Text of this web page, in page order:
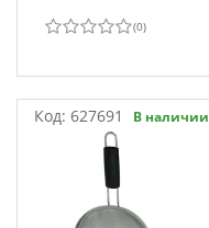
(0)
Код: 627691 В наличии